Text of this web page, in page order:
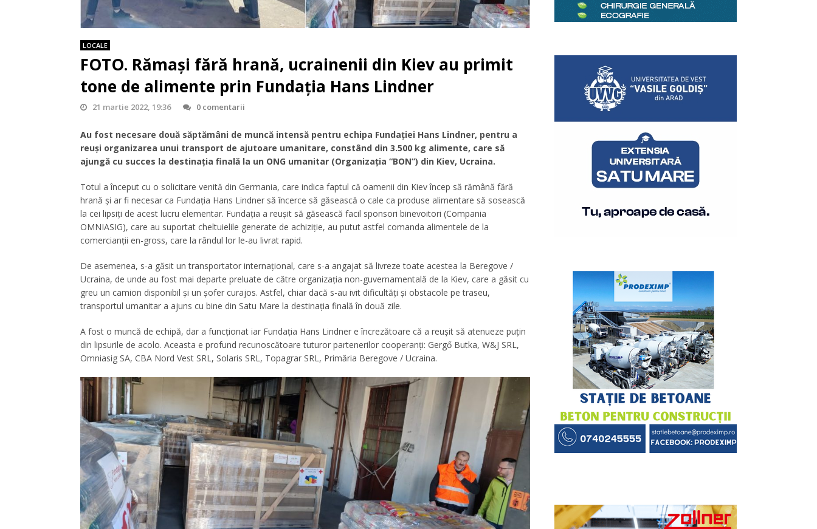
LOCALE
FOTO. Rămași fără hrană, ucrainenii din Kiev au primit
tone de alimente prin Fundația Hans Lindner
21 martie 2022, 19:36 0 comentarii
Au fost necesare două săptămâni de muncă intensă pentru echipa Fundaţiei Hans Lindner, pentru a
reuși organizarea unui transport de ajutoare umanitare, constând din 3.500 kg alimente, care să
ajungă cu succes la destinația finală la un ONG umanitar (Organizaţia “BON”) din Kiev, Ucraina.
Totul a început cu o solicitare venită din Germania, care indica faptul că oamenii din Kiev încep să rămână fără
hrană și ar fi necesar ca Fundația Hans Lindner să încerce să găsească o cale ca produse alimentare să sosească
la cei lipsiți de acest lucru elementar. Fundația a reușit să găsească facil sponsori binevoitori (Compania
OMNIASIG), care au suportat cheltuielile generate de achiziție, au putut astfel comanda alimentele de la
comercianţii en-gross, care la rândul lor le-au livrat rapid.
De asemenea, s-a găsit un transportator internaţional, care s-a angajat să livreze toate acestea la Beregove /
Ucraina, de unde au fost mai departe preluate de către organizația non-guvernamentală de la Kiev, care a găsit cu
greu un camion disponibil şi un şofer curajos. Astfel, chiar dacă s-au ivit dificultăți și obstacole pe traseu,
transportul umanitar a ajuns cu bine din Satu Mare la destinația finală în două zile.
A fost o muncă de echipă, dar a funcționat iar Fundația Hans Lindner e încrezătoare că a reușit să atenueze puțin
din lipsurile de acolo. Aceasta e profund recunoscătoare tuturor partenerilor cooperanți: Gergő Butka, W&J SRL,
Omniasig SA, CBA Nord Vest SRL, Solaris SRL, Topagrar SRL, Primăria Beregove / Ucraina.